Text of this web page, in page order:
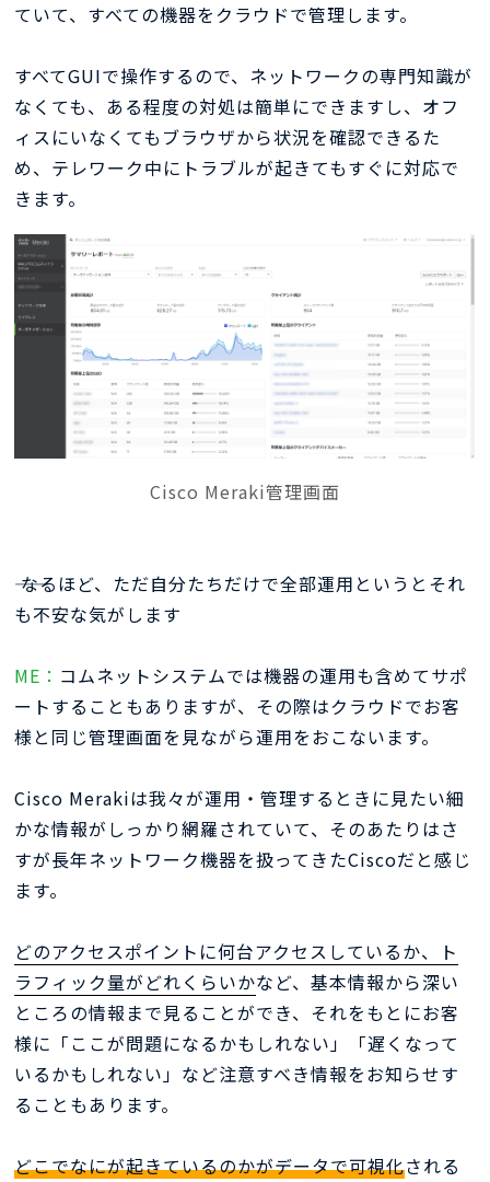
ていて、すべての機器をクラウドで管理します。
すべてGUIで操作するので、ネットワークの専門知識が
なくても、ある程度の対処は簡単にできますし、オフ
ィスにいなくてもブラウザから状況を確認できるた
め、テレワーク中にトラブルが起きてもすぐに対応で
きます。
Cisco Meraki管理画面
―― なるほど、ただ自分たちだけで全部運用というとそれ
も不安な気がします
ME： コムネットシステムでは機器の運用も含めてサポ
ートすることもありますが、その際はクラウドでお客
様と同じ管理画面を見ながら運用をおこないます。
Cisco Merakiは我々が運用・管理するときに見たい細
かな情報がしっかり網羅されていて、そのあたりはさ
すが長年ネットワーク機器を扱ってきたCiscoだと感じ
ます。
どのアクセスポイントに何台アクセスしているか、ト
ラフィック量がどれくらいかなど、基本情報から深い
ところの情報まで見ることができ、それをもとにお客
様に「ここが問題になるかもしれない」「遅くなって
いるかもしれない」など注意すべき情報をお知らせす
ることもあります。
どこでなにが起きているのかがデータで可視化される